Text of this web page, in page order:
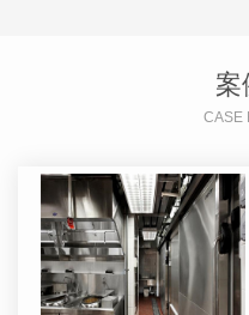
案
CASE